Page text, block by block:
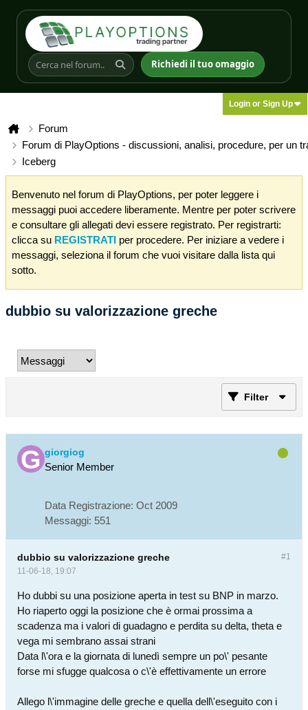
Richiedi il tuo omaggio
Login or Sign Up
Forum
Forum di PlayOptions - discussioni, analisi, procedure, per un
Iceberg
Benvenuto nel forum di PlayOptions, per poter leggere i
messaggi puoi accedere liberamente. Mentre per poter scrivere
e consultare gli allegati devi essere registrato. Per registrarti:
clicca su REGISTRATI per procedere. Per iniziare a vedere i
messaggi, seleziona il forum che vuoi visitare dalla lista qui
sotto.
dubbio su valorizzazione greche
Filter
giorgiog
Senior Member
Data Registrazione: Oct 2009
Messaggi: 551
#1
dubbio su valorizzazione greche
11-06-18, 19:07
Ho dubbi su una posizione aperta in test su BNP in marzo.
Ho riaperto oggi la posizione che è ormai prossima a
scadenza ma i valori di guadagno e perdita su delta, theta e
vega mi sembrano assai strani
Data l\'ora e la giornata di lunedì sempre un po\' pesante
forse mi sfugge qualcosa o c\'è effettivamente un errore
Allego l\'immagine delle greche e quella dell\'eseguito con i